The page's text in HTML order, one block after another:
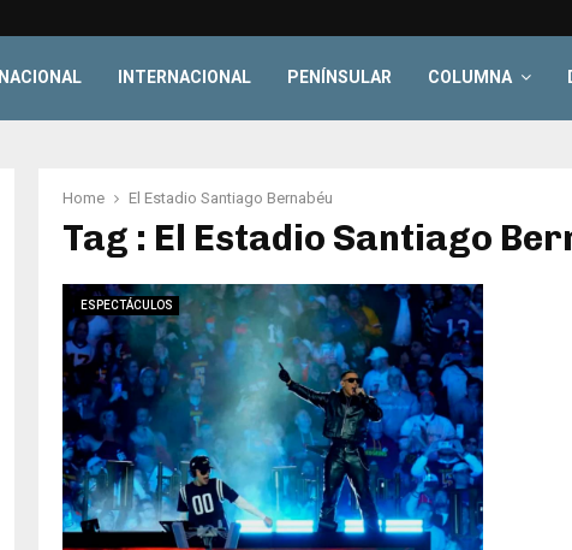
NACIONAL INTERNACIONAL PENÍNSULAR COLUMNA
Home El Estadio Santiago Bernabéu
Tag : El Estadio Santiago
ESPECTÁCULOS